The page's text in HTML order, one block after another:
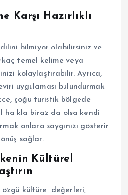
Karşı Hazırlıklı
bilmiyor olabilirsiniz ve
temel kelime veya
kolaylaştırabilir. Ayrıca,
uygulaması bulundurmak
çoğu turistik bölgede
halkla biraz da olsa kendi
onlara saygınızı gösterir
sağlar.
Kültürel
kültürel değerleri,